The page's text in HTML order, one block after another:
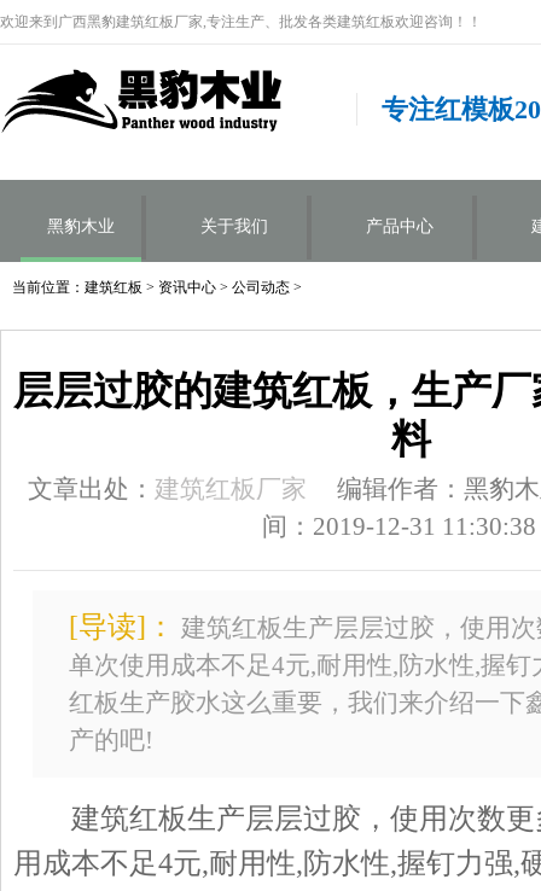
欢迎来到广西黑豹建筑红板厂家,专注生产、批发各类建筑红板欢迎咨询！！
专注红模板
黑豹木业 关于我们 产品中心
当前位置： 建筑红板 > 资讯中心 > 公司动态 >
层层过胶的建筑红板，生产
料
文章出处： 建筑红板厂家
编辑作者：黑豹
间：2019-12-31 11:30:38
[导读]：
建筑红板生产层层过胶，使用
单次使用成本不足4元,耐用性,防水性,握
红板生产胶水这么重要，我们来介绍一下
产的吧!
建筑红板生产层层过胶，使用次数更
用成本不足4元,耐用性,防水性,握钉力强,